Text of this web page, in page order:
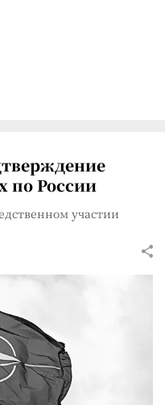
по России
участии